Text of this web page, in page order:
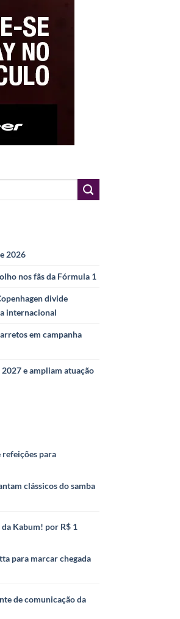
2026
nos fãs da Fórmula 1
divide
internacional
em campanha
e ampliam atuação
para
clássicos do samba
Kabum! por R$ 1
para marcar chegada
de comunicação da